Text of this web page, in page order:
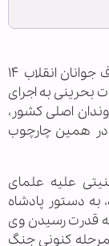
به گزارش خبرگزاری اهل بیت(ع) ـ ابنا ـ ائتلاف جوانان انقلاب ۱۴
بحرینی به اجرای
اصلی کشور،
در همین چارچوب
علیه علمای
به دستور پادشاه
قدرت رسیدن وی
کنونی جنگ